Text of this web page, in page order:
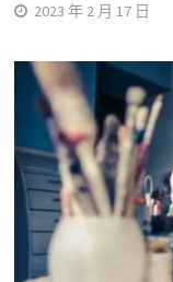
2023 年 2 月 17 日